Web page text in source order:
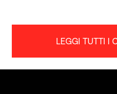
LEGGI TUTTI I